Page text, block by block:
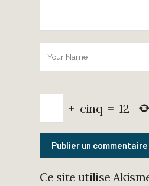
+ cinq = 12
Ce site utilise